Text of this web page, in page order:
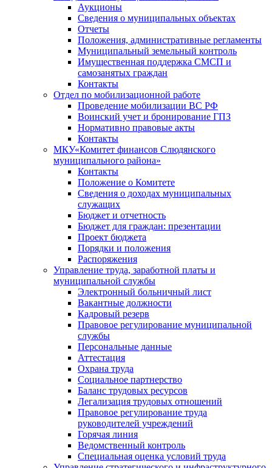
Аукционы
Сведения о муниципальных объектах
Отчеты
Положения, административные регламенты
Муниципальный земельный контроль
Имущественная поддержка СМСП и
самозанятых граждан
Контакты
Отдел по мобилизационной работе
Проведение мобилизации ВС РФ
Воинский учет и бронирование ГПЗ
Нормативно правовые акты
Контакты
МКУ«Комитет финансов Слюдянского
муниципального района»
Контакты
Положение о Комитете
Сведения о доходах муниципальных
служащих
Бюджет и отчетность
Бюджет для граждан: презентации
Проект бюджета
Порядки и положения
Распоряжения
Управление труда, заработной платы и
муниципальной службы
Электронный больничный лист
Вакантные должности
Кадровый резерв
Правовое регулирование муниципальной
службы
Персональные данные
Аттестация
Охрана труда
Социальное партнерство
Баланс трудовых ресурсов
Легализация трудовых отношений
Правовое регулирование труда
руководителей учреждений
Горячая линия
Ведомственный контроль
Специальная оценка условий труда